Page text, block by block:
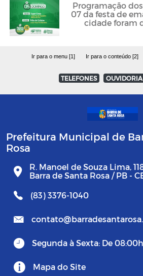
Programação
07 da festa de
cidade foram
Ir para o menu [1] Ir para o conteúdo [2]
TELEFONES OUVIDORIA
Prefeitura Municipal de
Rosa
R. Manoel de Souza Lima,
Barra de Santa Rosa / PB -
(83) 3376-1040
Segunda à Sexta: De
Mapa do Site